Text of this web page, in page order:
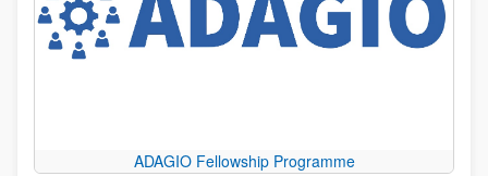
ADAGIO Fellowship Programme